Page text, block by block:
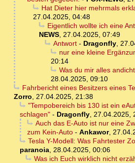
Hat Dieter hier mehrmals
27.04.2025, 04:48
Eigentlich wollte ich eine
NEWS, 27.04.2025, 07:49
Antwort- Dragonfly,
nur eine kleine
20:14
Was du mir alles
28.04.2025, 09:10
Fahrbericht eines Besitzers eines
Zorro, 27.04.2025, 21:38
"Tempobereich bis 130 ist ein
schlagen" - Dragonfly, 27.04.2025,
Auch das E-Auto ist nur eine
zum Kein-Auto - Ankawor,
Tesla Y-Modell: Was Fahrtester
paranoia, 28.04.2025, 00:06
Was ich Euch wirklich nicht